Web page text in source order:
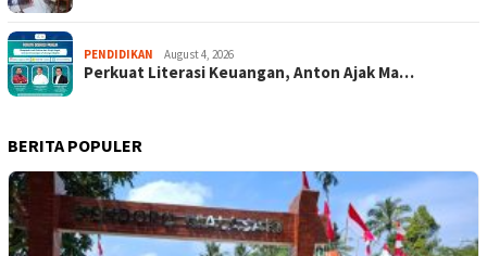
PENDIDIKAN August 4, 2026
Perkuat Literasi Keuangan, Anton Ajak Ma…
BERITA POPULER